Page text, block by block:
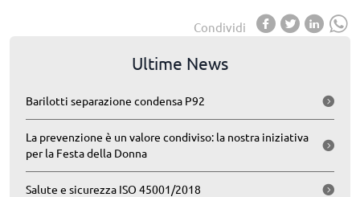
Condividi
Ultime News
Barilotti separazione condensa P92
La prevenzione è un valore condiviso: la nostra iniziativa
per la Festa della Donna
Salute e sicurezza ISO 45001/2018